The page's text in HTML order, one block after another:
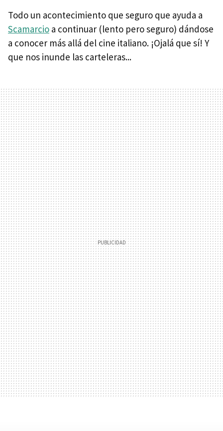
Todo un acontecimiento que seguro que ayuda a
Scamarcio a continuar (lento pero seguro) dándose
a conocer más allá del cine italiano. ¡Ojalá que sí! Y
que nos inunde las carteleras...